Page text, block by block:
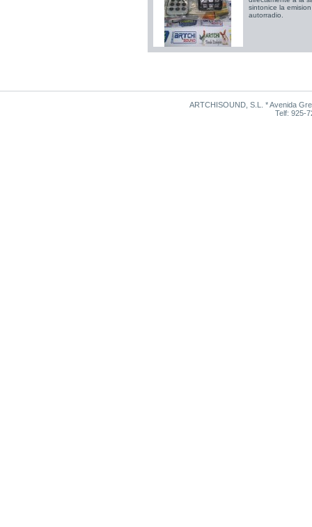
sintonice la
autorradio.
ARTCHISOUND, S.L. * Avenida
Telf: 925-